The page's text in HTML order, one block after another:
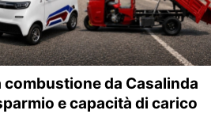
da Casalinda
e capacità di carico